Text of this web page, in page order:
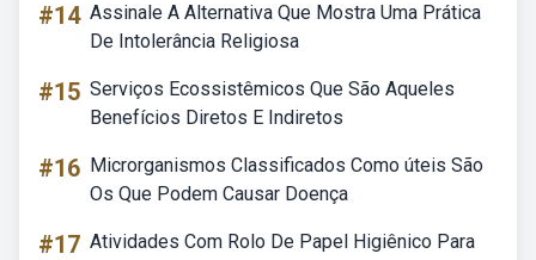
#14 Assinale A Alternativa Que Mostra Uma Prática
De Intolerância Religiosa
#15 Serviços Ecossistêmicos Que São Aqueles
Benefícios Diretos E Indiretos
#16 Microrganismos Classificados Como úteis São
Os Que Podem Causar Doença
#17 Atividades Com Rolo De Papel Higiênico Para